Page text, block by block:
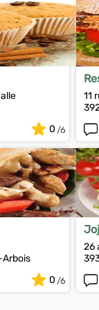
0
11
0
26